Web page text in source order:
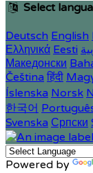
Select
Deutsch English
Ελληνικά Eesti
Македонски
Čeština हिंदी
Íslenska Norsk
한국어
Svenska Српски
Powered by